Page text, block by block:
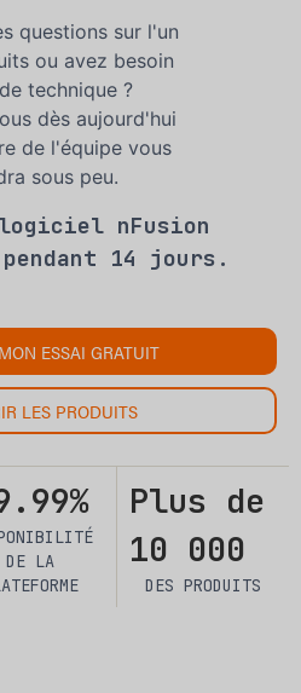
questions sur l'un
ou avez besoin
technique ?
dès aujourd'hui
de l'équipe vous
sous peu.
nFusion
14 jours.
ESSAI GRATUIT
LES PRODUITS
DE LA
Plus de
10 000
DES PRODUITS